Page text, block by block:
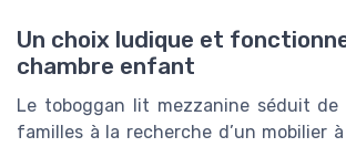
Un choix ludique et
chambre enfant
Le toboggan lit mezzanine séduit
familles à la recherche d’un mobilier